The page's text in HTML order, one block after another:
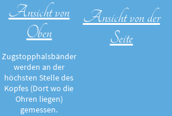
Ansicht von
Oben
Zugstopphalsbänder
werden an der
höchsten Stelle des
Kopfes (Dort wo die
Ohren liegen)
gemessen.
Ansicht von der
Seite